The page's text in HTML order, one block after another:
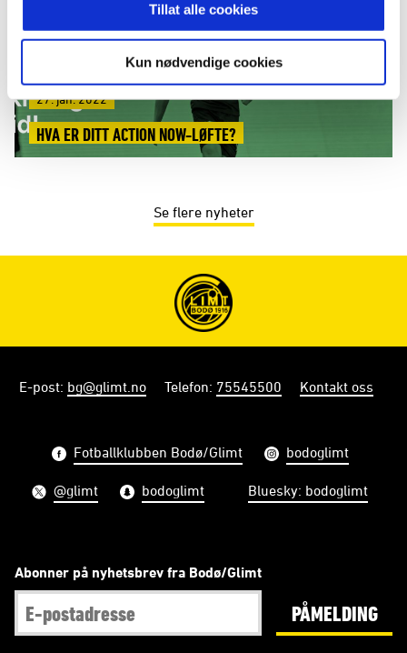
Tillat alle cookies
Kun nødvendige cookies
27. jan. 2022
HVA ER DITT ACTION NOW-LØFTE?
Se flere nyheter
E-post: bg@glimt.no Telefon: 75545500 Kontakt oss
Fotballklubben Bodø/Glimt bodoglimt
@glimt bodoglimt Bluesky: bodoglimt
Abonner på nyhetsbrev fra Bodø/Glimt
PÅMELDING